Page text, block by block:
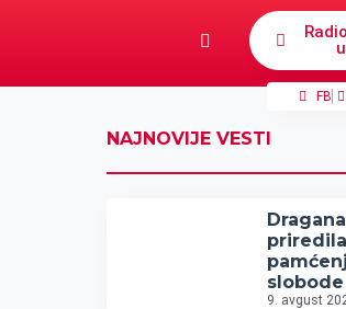
FB
NAJNOVIJE VESTI
slobode
9. avgust